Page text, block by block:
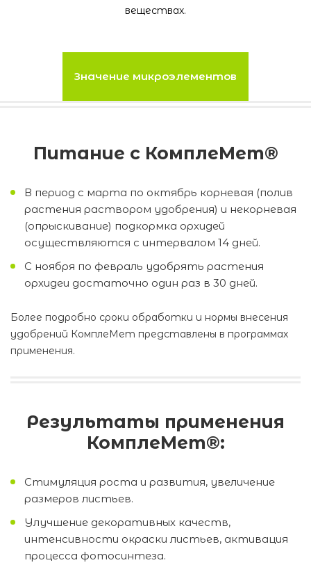
веществах.
Значение микроэлементов
Питание с КомплеМет®
В период с марта по октябрь корневая (полив
растения раствором удобрения) и некорневая
(опрыскивание) подкормка орхидей
осуществляются с интервалом 14 дней.
С ноября по февраль удобрять растения
орхидеи достаточно один раз в 30 дней.
Более подробно сроки обработки и нормы внесения
удобрений КомплеМет представлены в программах
применения.
Результаты применения
КомплеМет®:
Стимуляция роста и развития, увеличение
размеров листьев.
Улучшение декоративных качеств,
интенсивности окраски листьев, активация
процесса фотосинтеза.